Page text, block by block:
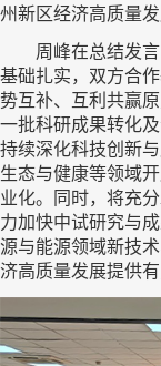
州新区经济高质量发
周峰在总结发
基础扎实，双方合
势互补、互利共赢
一批科研成果转化
持续深化科技创新
生态与健康等领域
业化。同时，将充
力加快中试研究与
源与能源领域新技
济高质量发展提供有